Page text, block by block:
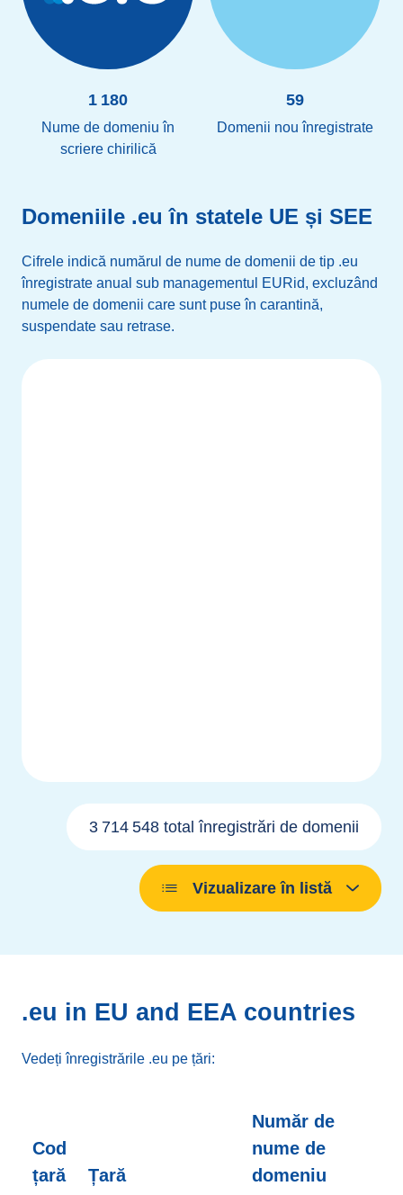
1 180
Nume de domeniu în
scriere chirilică
59
Domenii nou înregistrate
Domeniile .eu în statele UE și SEE
Cifrele indică numărul de nume de domenii de tip .eu
înregistrate anual sub managementul EURid, excluzând
numele de domenii care sunt puse în carantină,
suspendate sau retrase.
3 714 548 total înregistrări de domenii
Vizualizare în listă
.eu in EU and EEA countries
Vedeți înregistrările .eu pe țări:
Cod
țară
Țară
Număr de
nume de
domeniu